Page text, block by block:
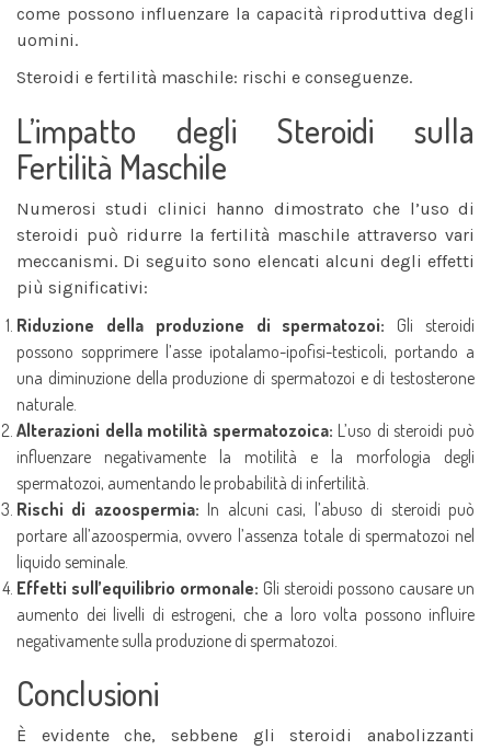
come possono influenzare la capacità riproduttiva degli
uomini.
Steroidi e fertilità maschile: rischi e conseguenze.
L’impatto degli Steroidi sulla
Fertilità Maschile
Numerosi studi clinici hanno dimostrato che l’uso di
steroidi può ridurre la fertilità maschile attraverso vari
meccanismi. Di seguito sono elencati alcuni degli effetti
più significativi:
Riduzione della produzione di spermatozoi: Gli steroidi
possono sopprimere l’asse ipotalamo-ipofisi-testicoli, portando a
una diminuzione della produzione di spermatozoi e di testosterone
naturale.
Alterazioni della motilità spermatozoica: L’uso di steroidi può
influenzare negativamente la motilità e la morfologia degli
spermatozoi, aumentando le probabilità di infertilità.
Rischi di azoospermia: In alcuni casi, l’abuso di steroidi può
portare all’azoospermia, ovvero l’assenza totale di spermatozoi nel
liquido seminale.
Effetti sull’equilibrio ormonale: Gli steroidi possono causare un
aumento dei livelli di estrogeni, che a loro volta possono influire
negativamente sulla produzione di spermatozoi.
Conclusioni
È evidente che, sebbene gli steroidi anabolizzanti